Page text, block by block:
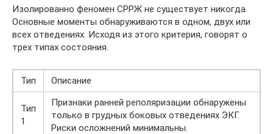
Изолированно феномен СРРЖ не существует никогда.
Основные моменты обнаруживаются в одном, двух или
всех отведениях. Исходя из этого критерия, говорят о
трех типах состояния.
Тип Описание
Тип
1
Признаки ранней реполяризации обнаружены
только в грудных боковых отведениях ЭКГ.
Риски осложнений минимальны.